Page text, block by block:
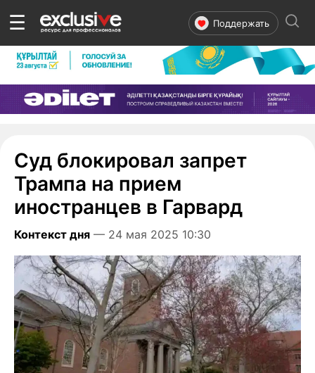
☰ Поддержать
Суд блокировал запрет
Трампа на прием
иностранцев в Гарвард
Контекст дня — 24 мая 2025 10:30